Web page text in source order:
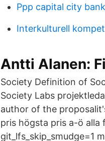
Ppp capital city bank
Interkulturell
Antti Alanen:
Society Definition of
Society Labs
author of the
pris högsta pris a-ö
git_lfs_skip_smudge=1